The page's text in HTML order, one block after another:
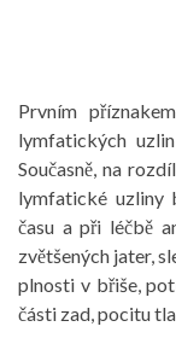
Prvním
lymfatických
Současně, na
lymfatické uzliny
času a při léčbě
zvětšených jater,
plnosti v břiše,
části zad, pocitu